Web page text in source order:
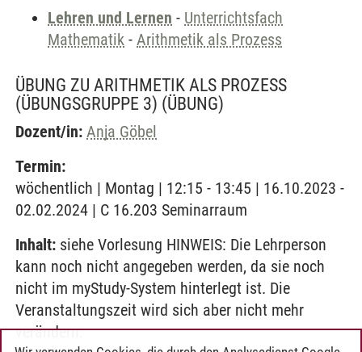
Lehren und Lernen - Unterrichtsfach
Mathematik - Arithmetik als Prozess
ÜBUNG ZU ARITHMETIK ALS PROZESS
(ÜBUNGSGRUPPE 3) (ÜBUNG)
Dozent/in: Anja Göbel
Termin:
wöchentlich | Montag | 12:15 - 13:45 | 16.10.2023 -
02.02.2024 | C 16.203 Seminarraum
Inhalt: siehe Vorlesung HINWEIS: Die Lehrperson
kann noch nicht angegeben werden, da sie noch
nicht im myStudy-System hinterlegt ist. Die
Veranstaltungszeit wird sich aber nicht mehr
verändern.